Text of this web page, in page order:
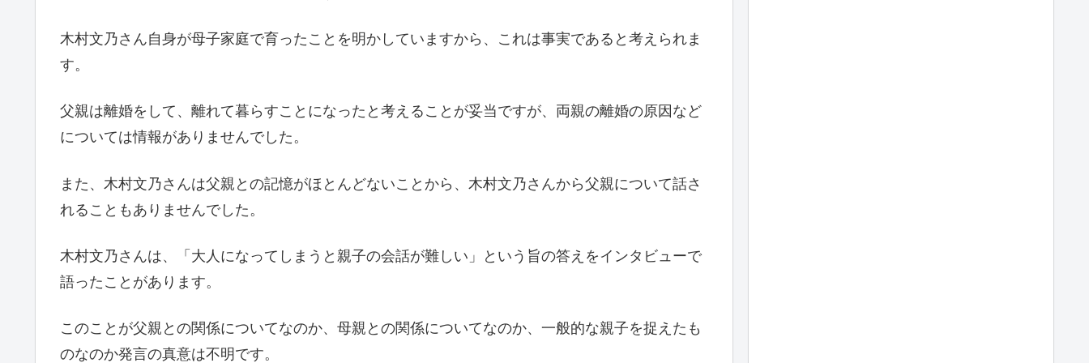
木村文乃さん自身が母子家庭で育ったことを明かしていますから、これは事実であると考えられま
す。
父親は離婚をして、離れて暮らすことになったと考えることが妥当ですが、両親の離婚の原因など
については情報がありませんでした。
また、木村文乃さんは父親との記憶がほとんどないことから、木村文乃さんから父親について話さ
れることもありませんでした。
木村文乃さんは、「大人になってしまうと親子の会話が難しい」という旨の答えをインタビューで
語ったことがあります。
このことが父親との関係についてなのか、母親との関係についてなのか、一般的な親子を捉えたも
のなのか発言の真意は不明です。